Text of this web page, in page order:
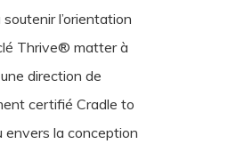
l’orientation
Thrive® matter à
direction de
certifié Cradle to
la conception